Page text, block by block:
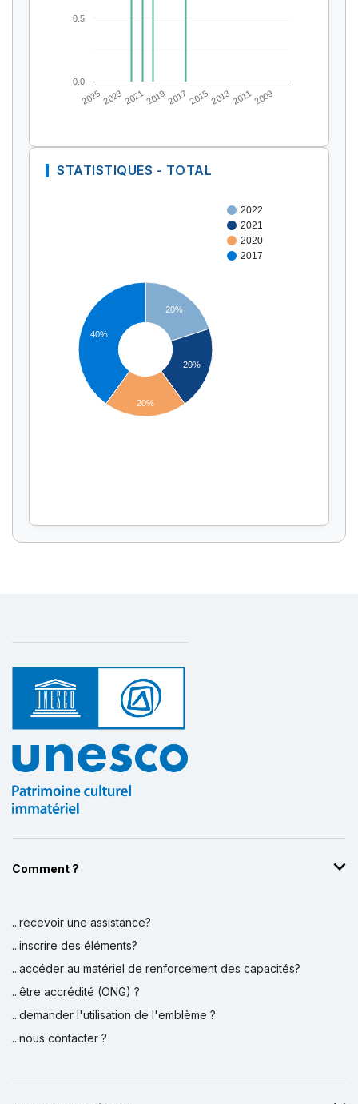
Affichage par
20252023202120192017 2015201320112009
0.0
0.5
STATISTIQUES - TOTAL
2022
2021
2020
2017
20%
20%
40%
20%
Comment ?
...recevoir une assistance?
...inscrire des éléments?
...accéder au matériel de renforcement des capacités?
...être accrédité (ONG) ?
...demander l'utilisation de l'emblème ?
...nous contacter ?